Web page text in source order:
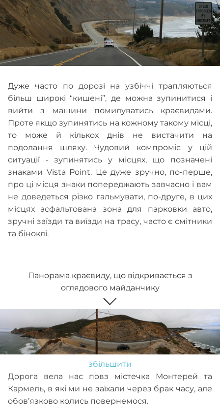
Дуже часто по дорозі на узбіччі трапляються
більш широкі “кишені”, де можна зупинитися і
вийти з машини помилуватись краєвидами.
Проте якщо зупинятись на кожному такому місці,
то може й кількох днів не вистачити на
подолання шляху. Чудовий компроміс у цій
ситуації - зупинятись у місцях, що позначені
знаками Vista Point. Це дуже зручно, по-перше,
про ці місця знаки попереджають завчасно і вам
не доведеться різко гальмувати, по-друге, в цих
місцях асфальтована зона для парковки авто,
зручні заїзди та виїзди на трасу, часто є смітники
та біноклі.
Панорама краєвиду, що відкривається з
оглядового майданчику
збільшити
Дорога вела нас повз містечка Монтерей та
Кармель, в які ми не заїхали через брак часу, але
обов’язково колись повернемося.